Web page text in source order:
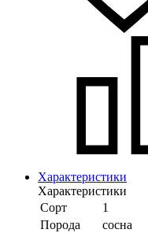
Характеристики
Характеристики
Сорт
1
Порода
сосна